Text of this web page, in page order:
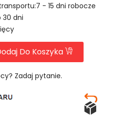
- 15 dni robocze
30 dni
Do Koszyka
Zadaj pytanie.